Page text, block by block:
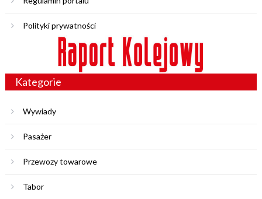
Polityki prywatności
Kategorie
Wywiady
Pasażer
Przewozy towarowe
Tabor